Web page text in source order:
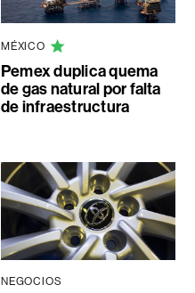
MÉXICO
Pemex duplica quema
de gas natural por falta
de infraestructura
NEGOCIOS